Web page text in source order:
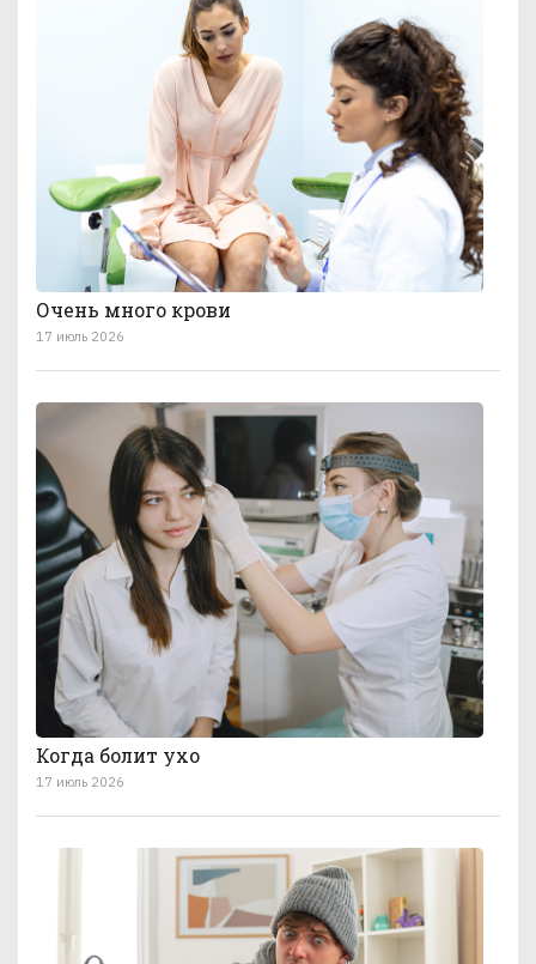
Очень много крови
17 июль 2026
Когда болит ухо
17 июль 2026